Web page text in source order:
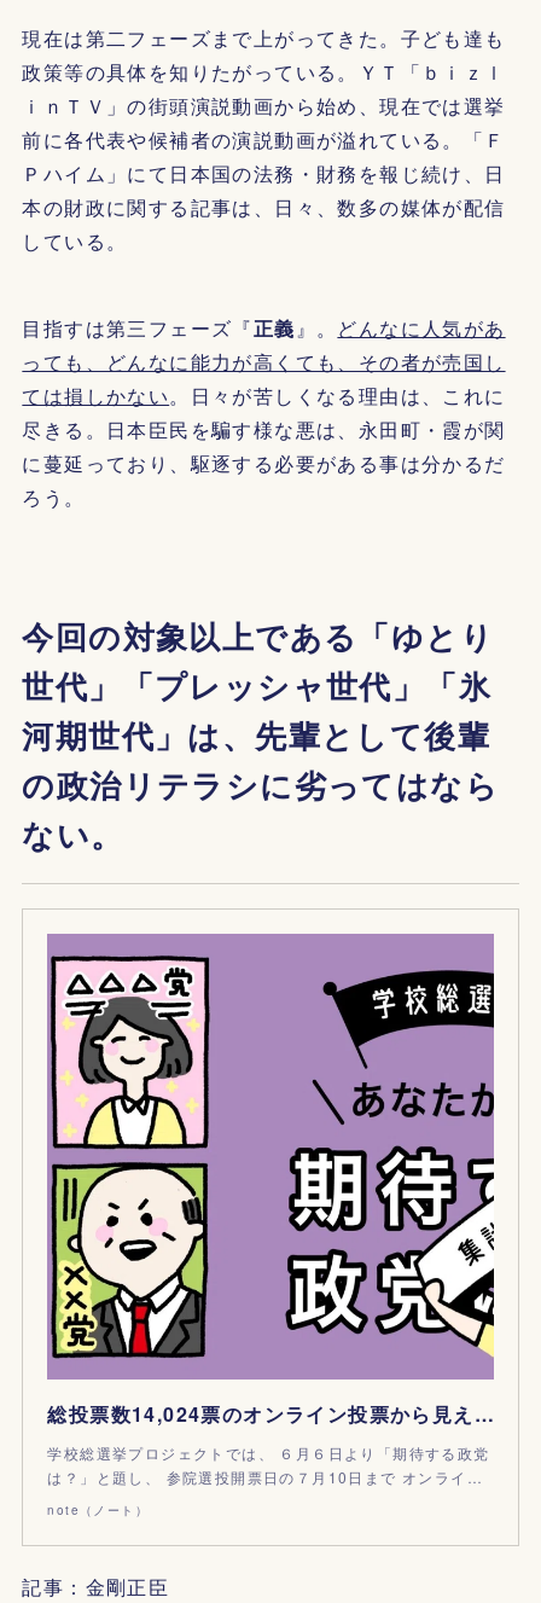
現在は第二フェーズまで上がってきた。子ども達も
政策等の具体を知りたがっている。ＹＴ「ｂｉｚｌ
ｉｎＴＶ」の街頭演説動画から始め、現在では選挙
前に各代表や候補者の演説動画が溢れている。「Ｆ
Ｐハイム」にて日本国の法務・財務を報じ続け、日
本の財政に関する記事は、日々、数多の媒体が配信
している。
目指すは第三フェーズ『正義』。 どんなに人気があ
っても、どんなに能力が高くても、その者が売国し
ては損しかない。日々が苦しくなる理由は、これに
尽きる。日本臣民を騙す様な悪は、永田町・霞が関
に蔓延っており、駆逐する必要がある事は分かるだ
ろう。
今回の対象以上である「ゆとり
世代」「プレッシャ世代」「氷
河期世代」は、先輩として後輩
の政治リテラシに劣ってはなら
ない。
総投票数14,024票のオンライン投票から見えてきた10代･20代が政治に期待するコトとは？-【結果発表】｜学校総選挙プロジェクト【公式】｜note
学校総選挙プロジェクトでは、 ６月６日より「期待する政党
は？」と題し、 参院選投開票日の７月10日まで オンライ…
note（ノート）
記事：金剛正臣